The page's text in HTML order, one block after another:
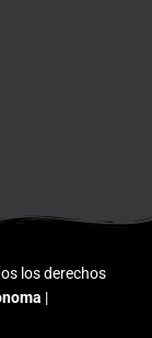
los derechos
|